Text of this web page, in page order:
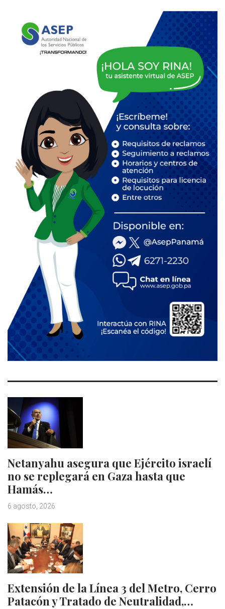
Netanyahu asegura que Ejército israelí
no se replegará en Gaza hasta que
Hamás…
6 agosto, 2026
Extensión de la Línea 3 del Metro, Cerro
Patacón y Tratado de Neutralidad,…